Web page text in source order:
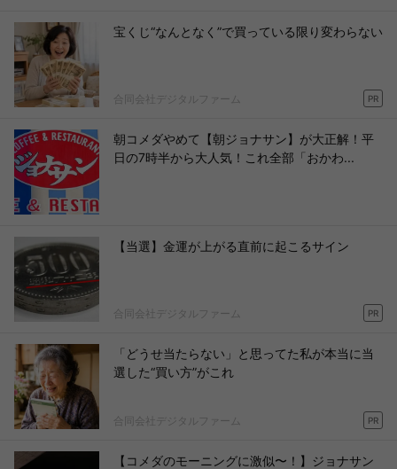
宝くじ“なんとなく”で買っている限り変わらない
合同会社デジタルファーム PR
朝コメダやめて【朝ジョナサン】が大正解！平
日の7時半から大人気！これ全部「おかわ...
【当選】金運が上がる直前に起こるサイン
合同会社デジタルファーム PR
「どうせ当たらない」と思ってた私が本当に当
選した“買い方”がこれ
合同会社デジタルファーム PR
【コメダのモーニングに激似〜！】ジョナサン